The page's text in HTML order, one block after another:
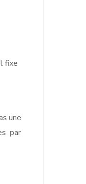
fixe
une
par